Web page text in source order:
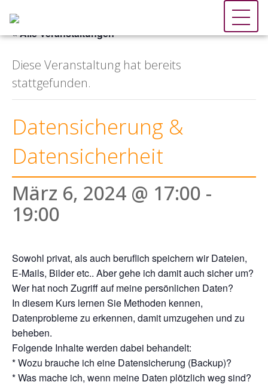
« Alle Veranstaltungen
Diese Veranstaltung hat bereits
stattgefunden.
Datensicherung &
Datensicherheit
März 6, 2024 @ 17:00 -
19:00
Sowohl privat, als auch beruflich speichern wir Dateien,
E-Mails, Bilder etc.. Aber gehe ich damit auch sicher um?
Wer hat noch Zugriff auf meine persönlichen Daten?
In diesem Kurs lernen Sie Methoden kennen,
Datenprobleme zu erkennen, damit umzugehen und zu
beheben.
Folgende Inhalte werden dabei behandelt:
* Wozu brauche ich eine Datensicherung (Backup)?
* Was mache ich, wenn meine Daten plötzlich weg sind?